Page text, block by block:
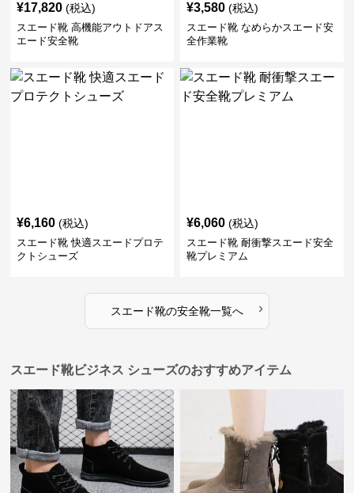
¥17,820 (税込)
スエード靴 高機能アウトドアス
エード安全靴
¥3,580 (税込)
スエード靴 なめらかスエード安
全作業靴
¥6,160 (税込)
スエード靴 快適スエードプロテ
クトシューズ
¥6,060 (税込)
スエード靴 耐衝撃スエード安全
靴プレミアム
スエード靴の安全靴一覧へ ›
スエード靴ビジネス シューズのおすすめアイテム